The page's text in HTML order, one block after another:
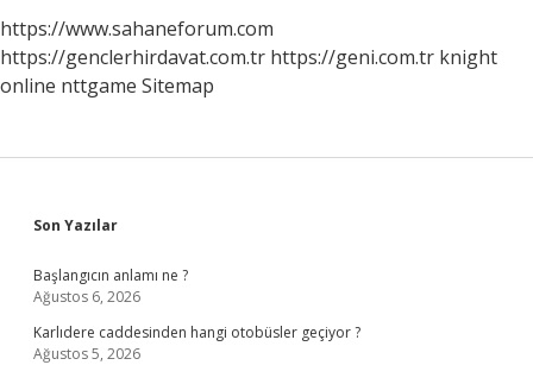
https://www.sahaneforum.com
https://genclerhirdavat.com.tr https://geni.com.tr knight
online nttgame Sitemap
Sidebar
Son Yazılar
Başlangıcın anlamı ne ?
Ağustos 6, 2026
Karlıdere caddesinden hangi otobüsler geçiyor ?
Ağustos 5, 2026